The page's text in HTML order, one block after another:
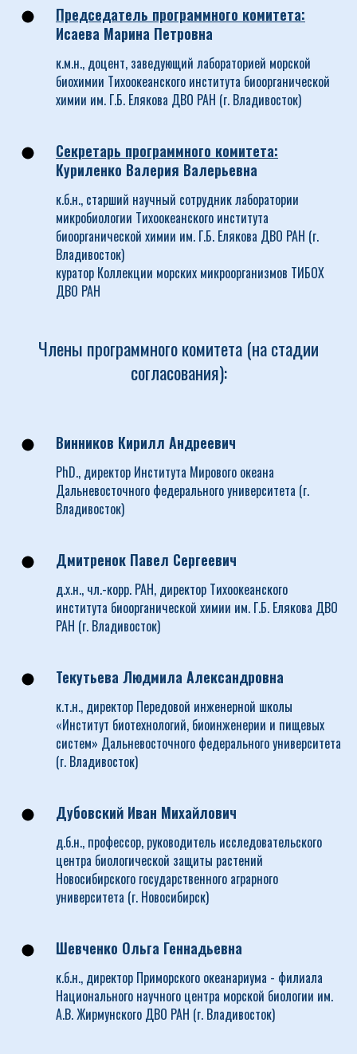
Председатель программного комитета:
Исаева Марина Петровна
к.м.н., доцент, заведующий лабораторией морской
биохимии Тихоокеанского института биоорганической
химии им. Г.Б. Елякова ДВО РАН (г. Владивосток)
Секретарь программного комитета:
Куриленко Валерия Валерьевна
к.б.н., старший научный сотрудник лаборатории
микробиологии Тихоокеанского института
биоорганической химии им. Г.Б. Елякова ДВО РАН (г.
Владивосток)
куратор Коллекции морских микроорганизмов ТИБОХ
ДВО РАН
Члены программного комитета (на стадии
согласования):
Винников Кирилл Андреевич
PhD., директор Института Мирового океана
Дальневосточного федерального университета (г.
Владивосток)
Дмитренок Павел Сергеевич
д.х.н., чл.-корр. РАН, директор Тихоокеанского
института биоорганической химии им. Г.Б. Елякова ДВО
РАН (г. Владивосток)
Текутьева Людмила Александровна
к.т.н., директор Передовой инженерной школы
«Институт биотехнологий, биоинженерии и пищевых
систем» Дальневосточного федерального университета
(г. Владивосток)
Дубовский Иван Михайлович
д.б.н., профессор, руководитель исследовательского
центра биологической защиты растений
Новосибирского государственного аграрного
университета (г. Новосибирск)
Шевченко Ольга Геннадьевна
к.б.н., директор Приморского океанариума - филиала
Национального научного центра морской биологии им.
А.В. Жирмунского ДВО РАН (г. Владивосток)